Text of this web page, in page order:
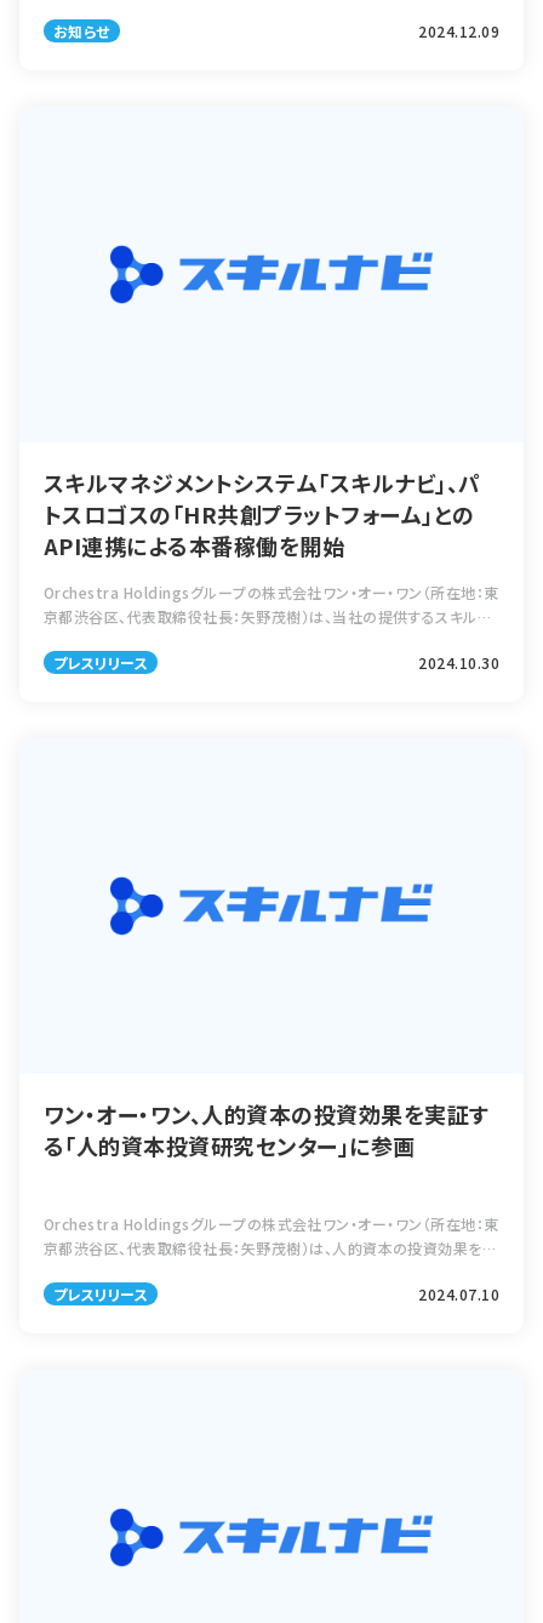
も、変わらぬお引き立てを […]
お知らせ 2024.12.09
スキルマネジメントシステム「スキルナビ」、パ
トスロゴスの「HR共創プラットフォーム」との
API連携による本番稼働を開始
Orchestra Holdingsグループの株式会社ワン・オー・ワン（所在地：東
京都渋谷区、代表取締役社長：矢野茂樹）は、当社の提供するスキルマ
都品川 […]
プレスリリース 2024.10.30
ワン・オー・ワン、人的資本の投資効果を実証す
る「人的資本投資研究センター」に参画
Orchestra Holdingsグループの株式会社ワン・オー・ワン（所在地：東
京都渋谷区、代表取締役社長：矢野茂樹）は、人的資本の投資効果を実
ます。 ■ […]
プレスリリース 2024.07.10